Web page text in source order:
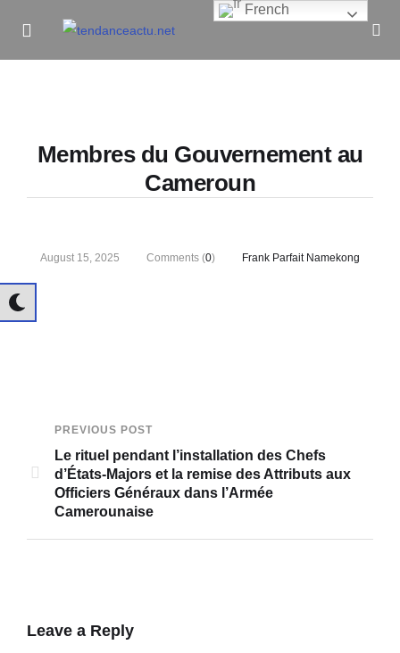
Informe Pour Bâtir / Inform To Build
Membres du Gouvernement au
Cameroun
August 15, 2025 Comments (0) Frank Parfait Namekong
PREVIOUS POST
Le rituel pendant l’installation des Chefs
d’États-Majors et la remise des Attributs aux
Officiers Généraux dans l’Armée
Camerounaise
Leave a Reply
French